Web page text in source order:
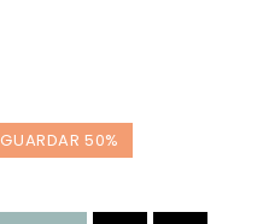
GUARDAR 50%